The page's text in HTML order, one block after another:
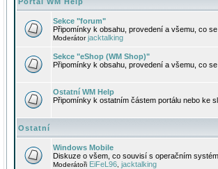
Sekce "forum"
Připomínky k obsahu, provedení a všemu, co
Moderátorjacktalking
Sekce "eShop (WM Shop)"
Připomínky k obsahu, provedení a všemu, co
Ostatní WM Help
Připomínky k ostatním částem portálu nebo ke
Ostatní
Windows Mobile
Diskuze o všem, co souvisí s operačním
Moderátoři EiFeL96 jacktalking